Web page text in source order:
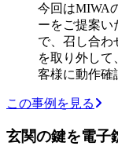
今回はMIWA
ーをご提案い
で、召し合わ
を取り外し
客様に動作確
この事例を見る
玄関の鍵を電子